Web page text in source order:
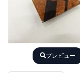
プレビュー